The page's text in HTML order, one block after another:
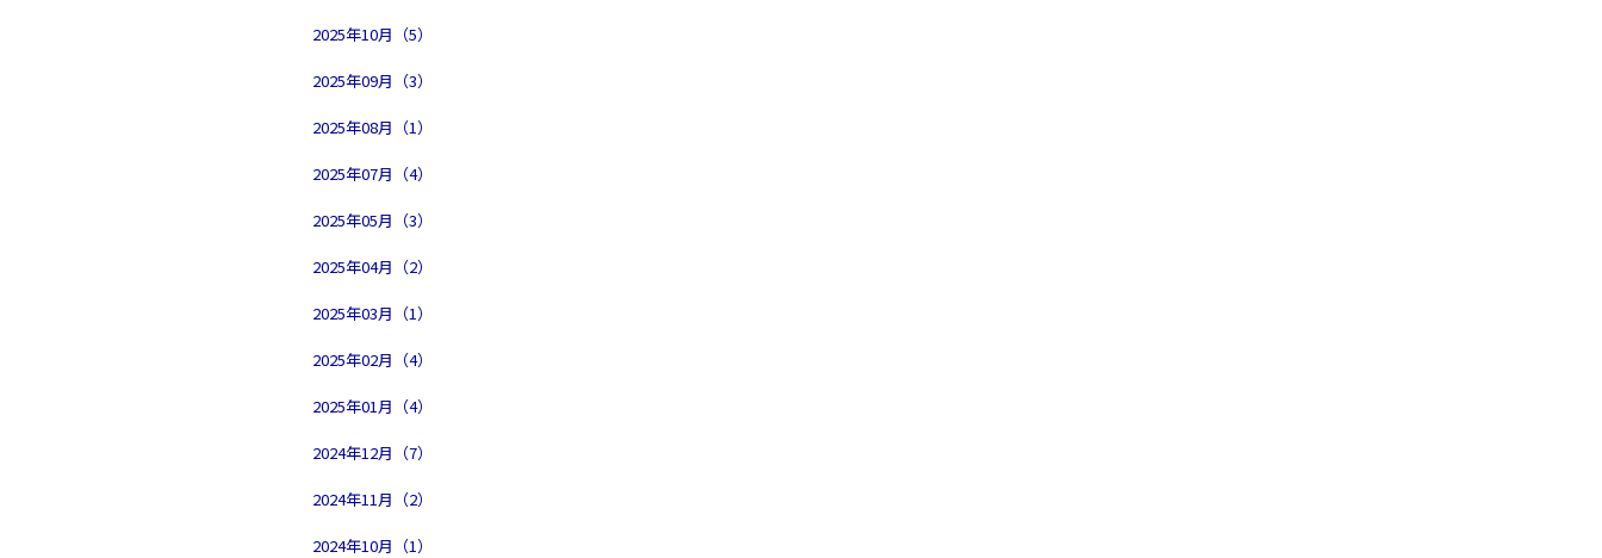
2025年10月（5）
2025年09月（3）
2025年08月（1）
2025年07月（4）
2025年05月（3）
2025年04月（2）
2025年03月（1）
2025年02月（4）
2025年01月（4）
2024年12月（7）
2024年11月（2）
2024年10月（1）